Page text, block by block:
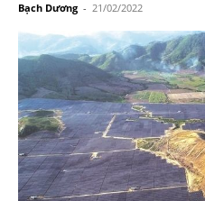
Bạch Dương - 21/02/2022